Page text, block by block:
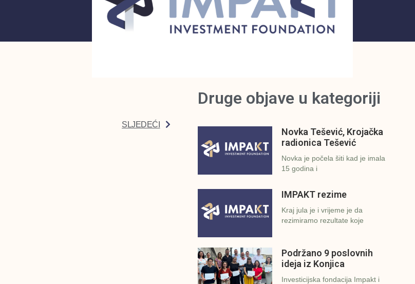
SLJEDEĆI
Druge objave u kategoriji
Novka Tešević, Krojačka
radionica Tešević
Novka je počela šiti kad je imala
15 godina i
IMPAKT rezime
Kraj jula je i vrijeme je da
rezimiramo rezultate koje
Podržano 9 poslovnih
ideja iz Konjica
Investicijska fondacija Impakt i